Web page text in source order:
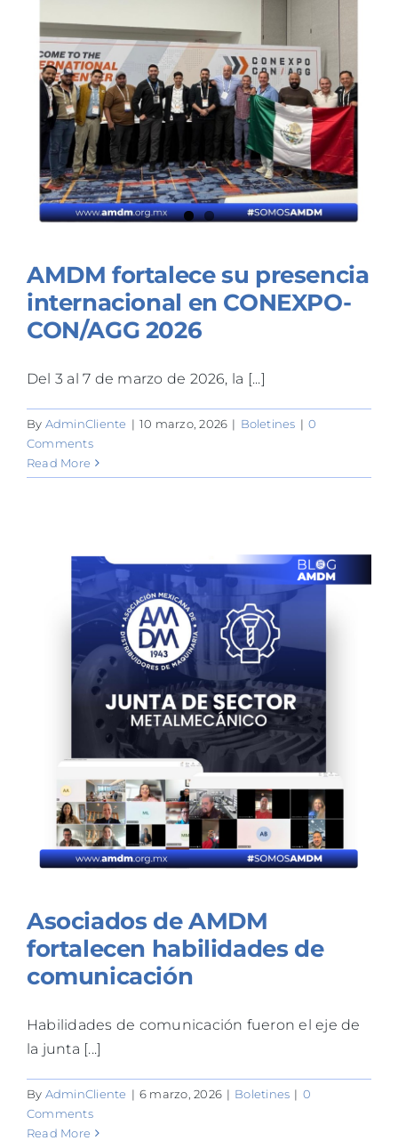
AMDM fortalece su presencia
internacional en CONEXPO-
CON/AGG 2026
Del 3 al 7 de marzo de 2026, la [...]
By AdminCliente | 10 marzo, 2026 | Boletines | 0
Comments
Read More
Asociados de AMDM
fortalecen habilidades de
comunicación
Habilidades de comunicación fueron el eje de
la junta [...]
By AdminCliente | 6 marzo, 2026 | Boletines | 0
Comments
Read More